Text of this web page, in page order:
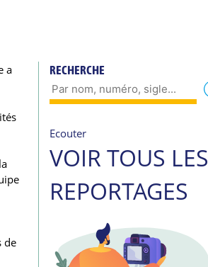
a
de
RECHERCHE
Ecouter
VOIR TOUS LES
REPORTAGES